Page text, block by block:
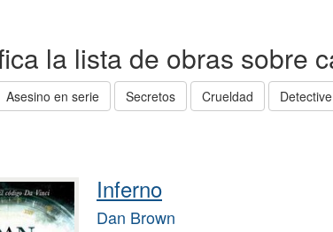
la lista de obras sobre
Asesino en serie Secretos Crueldad
Inferno
Dan Brown